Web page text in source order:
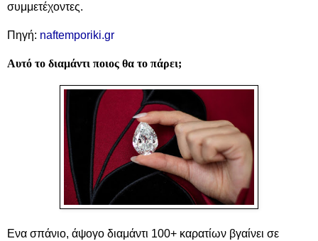
συμμετέχοντες.
Πηγή: naftemporiki.gr
Αυτό το διαμάντι ποιος θα το πάρει;
Ενα σπάνιο, άψογο διαμάντι 100+ καρατίων βγαίνει σε